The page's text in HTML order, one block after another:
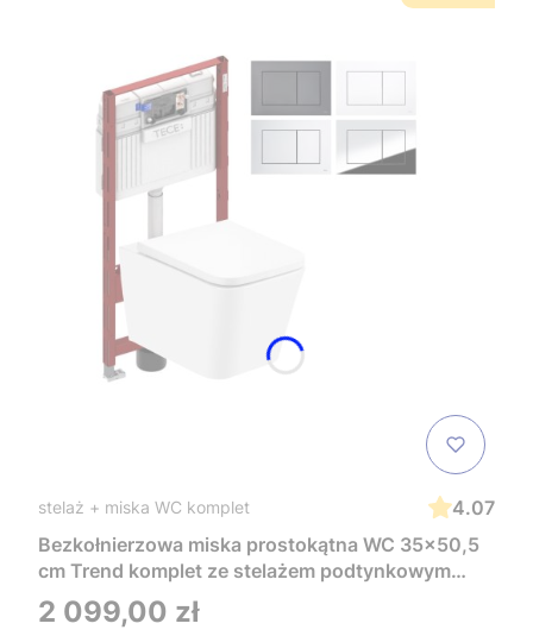
stelaż + miska WC komplet
4.07
Bezkołnierzowa miska prostokątna WC 35x50,5
cm Trend komplet ze stelażem podtynkowym
Tece i czarnym przyciskiem TeceNow
TR2216+Tece
Cena
2 099,00 zł